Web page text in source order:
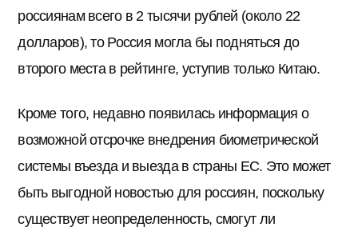
россиянам всего в 2 тысячи рублей (около 22
долларов), то Россия могла бы подняться до
второго места в рейтинге, уступив только Китаю.
Кроме того, недавно появилась информация о
возможной отсрочке внедрения биометрической
системы въезда и выезда в страны ЕС. Это может
быть выгодной новостью для россиян, поскольку
существует неопределенность, смогут ли